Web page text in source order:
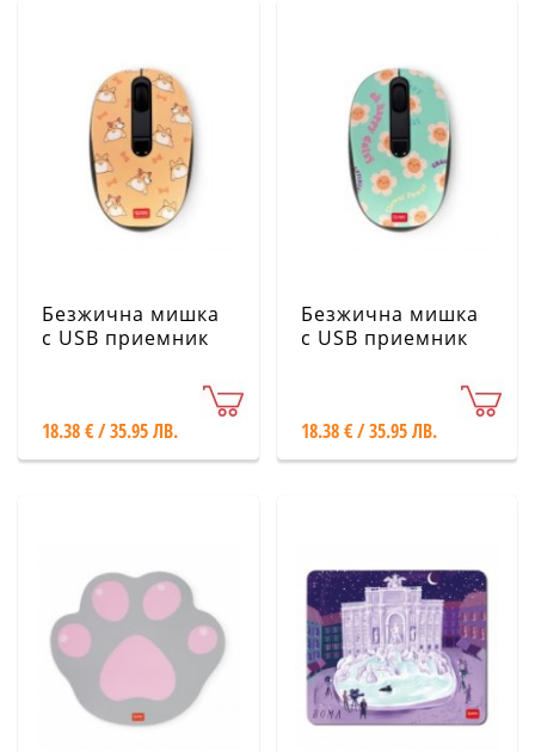
Безжична мишка
с USB приемник
18.38 € / 35.95 ЛВ.
Безжична мишка
с USB приемник
18.38 € / 35.95 ЛВ.